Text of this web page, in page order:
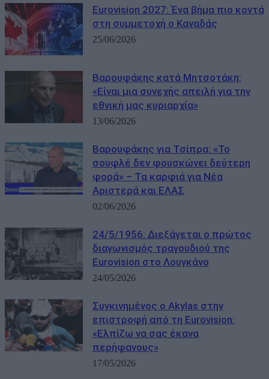
Eurovision 2027: Ένα βήμα πιο κοντά
στη συμμετοχή ο Καναδάς
25/06/2026
Βαρουφάκης κατά Μητσοτάκη:
«Είναι μια συνεχής απειλή για την
εθνική μας κυριαρχία»
13/06/2026
Βαρουφάκης για Τσίπρα: «Το
σουφλέ δεν φουσκώνει δεύτερη
φορά» – Τα καρφιά για Νέα
Αριστερά και ΕΛΑΣ
02/06/2026
24/5/1956: Διεξάγεται ο πρώτος
διαγωνισμός τραγουδιού της
Eurovision στο Λουγκάνο
24/05/2026
Συγκινημένος ο Akylas στην
επιστροφή από τη Eurovision:
«Ελπίζω να σας έκανα
περήφανους»
17/05/2026